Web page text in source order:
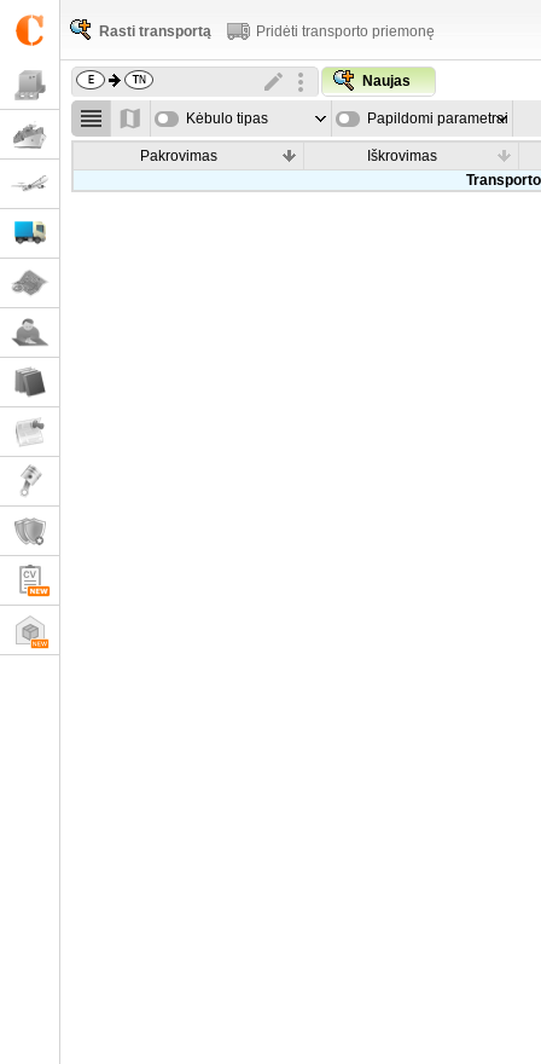
Rasti transportą Pridėti transporto priemonę
Naujas
Kėbulo tipas Papildomi parametrai
Pakrovimas
Iškrovimas